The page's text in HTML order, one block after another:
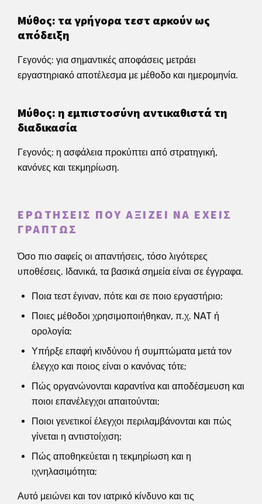
Μύθος: τα γρήγορα τεστ αρκούν ως
απόδειξη
Γεγονός: για σημαντικές αποφάσεις μετράει
εργαστηριακό αποτέλεσμα με μέθοδο και ημερομηνία.
Μύθος: η εμπιστοσύνη αντικαθιστά τη
διαδικασία
Γεγονός: η ασφάλεια προκύπτει από στρατηγική,
κανόνες και τεκμηρίωση.
ΕΡΩΤΉΣΕΙΣ ΠΟΥ ΑΞΊΖΕΙ ΝΑ ΈΧΕΙΣ
ΓΡΑΠΤΏΣ
Όσο πιο σαφείς οι απαντήσεις, τόσο λιγότερες
υποθέσεις. Ιδανικά, τα βασικά σημεία είναι σε έγγραφα.
Ποια τεστ έγιναν, πότε και σε ποιο εργαστήριο;
Ποιες μέθοδοι χρησιμοποιήθηκαν, π.χ. NAT ή
ορολογία;
Υπήρξε επαφή κινδύνου ή συμπτώματα μετά τον
έλεγχο και ποιος είναι ο κανόνας τότε;
Πώς οργανώνονται καραντίνα και αποδέσμευση και
ποιοι επανέλεγχοι απαιτούνται;
Ποιοι γενετικοί έλεγχοι περιλαμβάνονται και πώς
γίνεται η αντιστοίχιση;
Πώς αποθηκεύεται η τεκμηρίωση και η
ιχνηλασιμότητα;
Αυτό μειώνει και τον ιατρικό κίνδυνο και τις